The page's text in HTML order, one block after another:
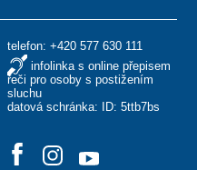
telefon: +420 577 630 111
infolinka s online přepisem
řeči pro osoby s postižením
sluchu
datová schránka: ID: 5ttb7bs